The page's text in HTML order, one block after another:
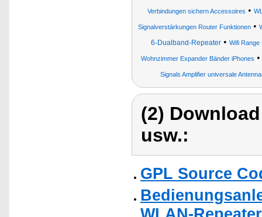
Verbindungen sichern Accessoires •
Signalverstärkungen Router Funktionen •
6-Dualband-Repeater• Wifi Range
Wohnzimmer Expander Bänder iPhones •
Signals Amplifier universale
(2)
usw.:
GPL Source